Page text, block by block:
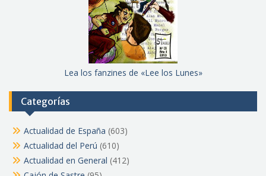
Lea los fanzines de «Lee los Lunes»
Categorías
Actualidad de España (603)
Actualidad del Perú (610)
Actualidad en General (412)